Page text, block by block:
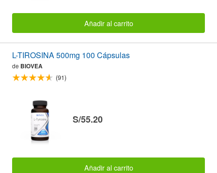
Añadir al carrito
L-TIROSINA 500mg 100 Cápsulas
de BIOVEA
(91)
S/55.20
Añadir al carrito